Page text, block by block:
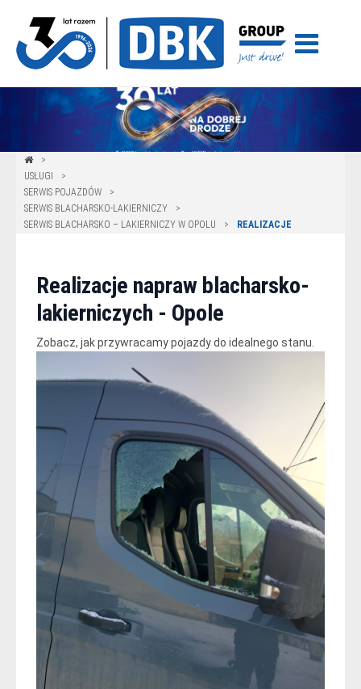
USŁUGI
SERWIS POJAZDÓW
SERWIS BLACHARSKO-LAKIERNICZY
SERWIS BLACHARSKO – LAKIERNICZY W OPOLU
REALIZACJE
Realizacje napraw blacharsko-
lakierniczych - Opole
Zobacz, jak przywracamy pojazdy do idealnego stanu.